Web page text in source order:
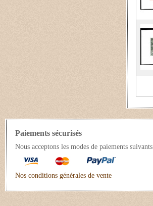
Paiements sécurisés
Nous acceptons les modes de paiements suivants
Nos conditions générales de vente